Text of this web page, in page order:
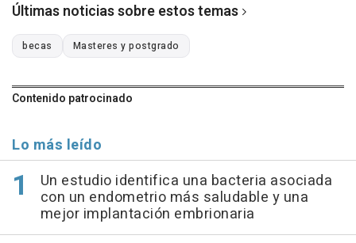
Últimas noticias sobre estos temas
becas Masteres y postgrado
Contenido patrocinado
Lo más leído
Un estudio identifica una bacteria asociada
con un endometrio más saludable y una
mejor implantación embrionaria